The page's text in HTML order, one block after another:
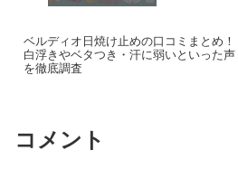
ベルディオ日焼け止めの口コミまとめ！
白浮きやベタつき・汗に弱いといった声
を徹底調査
コメント